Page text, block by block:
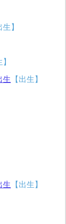
生】
生 【出生】
生 【出生】